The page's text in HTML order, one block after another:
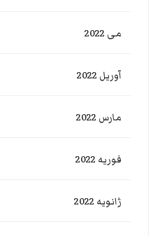
می 2022
آوریل 2022
مارس 2022
فوریه 2022
ژانویه 2022